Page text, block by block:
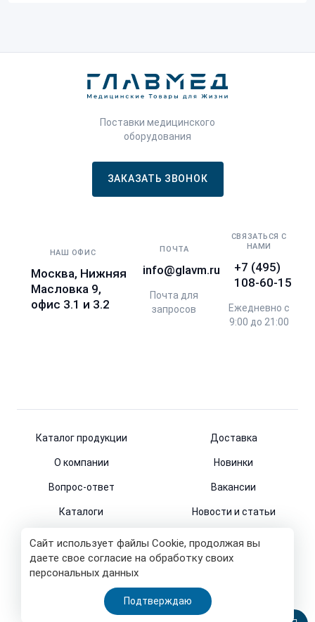
Сайт использует файлы Cookie, продолжая вы
даете свое согласие на обработку своих
персональных данных
Подтверждаю
Поставки медицинского
оборудования
ЗАКАЗАТЬ ЗВОНОК
НАШ ОФИС
Москва, Нижняя
Масловка 9,
офис 3.1 и 3.2
ПОЧТА
info@glavm.ru
Почта для
запросов
СВЯЗАТЬСЯ С
НАМИ
+7 (495)
108-60-15
Ежедневно с
9:00 до 21:00
Каталог продукции Доставка
О компании Новинки
Вопрос-ответ Вакансии
Каталоги Новости и статьи
© 2011-2026
Все права защищены